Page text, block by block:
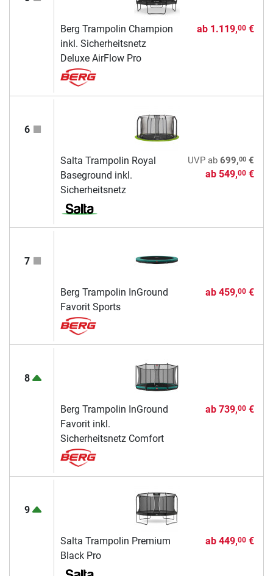
Berg Trampolin Champion
inkl. Sicherheitsnetz
Deluxe AirFlow Pro
ab 1.119,00€
6
Salta Trampolin Royal
Baseground inkl.
Sicherheitsnetz
UVPab 699,00€
ab 549,00€
7
Berg Trampolin InGround
Favorit Sports
ab 459,00€
8
Berg Trampolin InGround
Favorit inkl.
Sicherheitsnetz Comfort
ab 739,00€
9
Salta Trampolin Premium
Black Pro
ab 449,00€